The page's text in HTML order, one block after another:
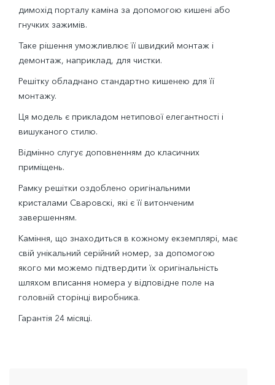
димохід порталу каміна за допомогою кишені або
гнучких зажимів.
Таке рішення уможливлює її швидкий монтаж і
демонтаж, наприклад, для чистки.
Решітку обладнано стандартно кишенею для її
монтажу.
Ця модель є прикладом нетипової елегантності і
вишуканого стилю.
Відмінно слугує доповненням до класичних
приміщень.
Рамку решітки оздоблено оригінальними
кристалами Сваровскі, які є її витонченим
завершенням.
Каміння, що знаходиться в кожному екземплярі, має
свій унікальний серійний номер, за допомогою
якого ми можемо підтвердити їх оригінальність
шляхом вписання номера у відповідне поле на
головній сторінці виробника.
Гарантія 24 місяці.